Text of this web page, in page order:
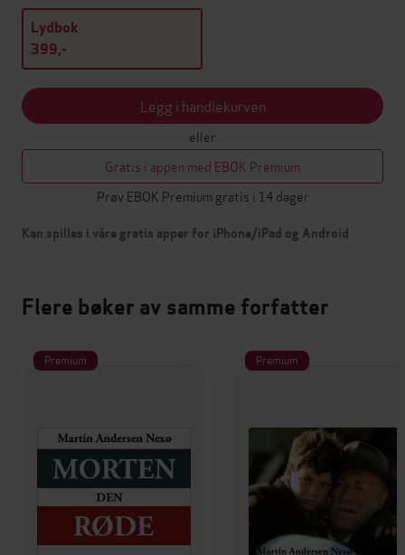
Lydbok
399,-
Legg i handlekurven
eller
Gratis i appen med EBOK Premium
Prøv EBOK Premium gratis i 14 dager
Kan spilles i våre gratis apper for iPhone/iPad og Android
Flere bøker av samme forfatter
Premium Premium